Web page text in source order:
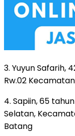
3. Yuyun Safarih,
Rw.02
4. Sapiin, 65
Selatan,
Batang